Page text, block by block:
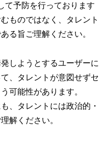
て予防を行っております
ものではなく、タレント
る旨ご理解ください。
しようとするユーザーに
、タレントが意図せずセ
可能性があります。
、タレントには政治的・
解ください。